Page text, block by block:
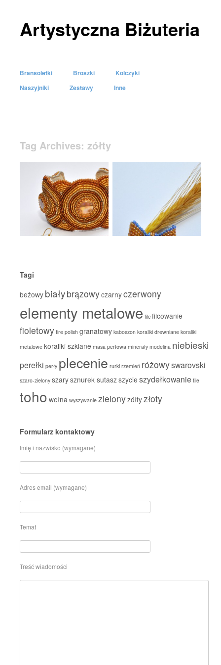
Artystyczna Biżuteria
Menu
Skip to content
Bransoletki Broszki
Kolczyki
Naszyjniki
Zestawy Inne
Tag Archives: zółty
Tagi
beżowy białybrązowyczarnyczerwony
elementy metalowe filc filcowanie
fioletowy fire polish granatowy kaboszon koraliki drewniane koraliki
metalowe koraliki szklane masa perłowa minerały modelina niebieski
perełki perły plecenie rurki rzemień różowyswarovski
szaro-zielony szarysznurek sutaszszycie szydełkowanie tile
toho wełna wyszywanie zielonyzółtyzłoty
Formularz kontaktowy
Imię i nazwisko (wymagane)
Adres email (wymagane)
Temat
Treść wiadomości